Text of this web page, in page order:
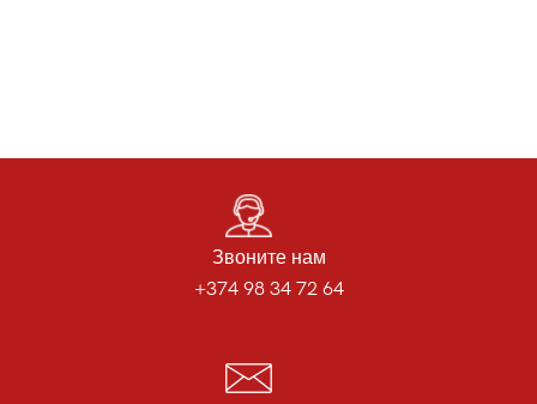
Звоните нам
+374 98 34 72 64